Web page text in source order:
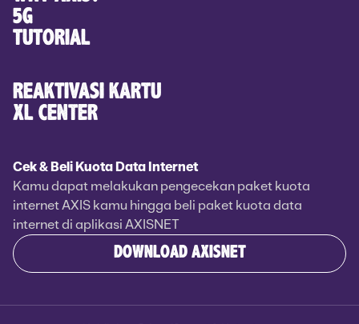
5G
TUTORIAL
REAKTIVASI KARTU
XL CENTER
Cek & Beli Kuota Data Internet
Kamu dapat melakukan pengecekan paket kuota
internet AXIS kamu hingga beli paket kuota data
internet di aplikasi AXISNET
DOWNLOAD AXISNET